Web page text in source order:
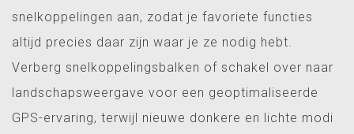
snelkoppelingen aan, zodat je favoriete functies
altijd precies daar zijn waar je ze nodig hebt.
Verberg snelkoppelingsbalken of schakel over naar
landschapsweergave voor een geoptimaliseerde
GPS-ervaring, terwijl nieuwe donkere en lichte modi